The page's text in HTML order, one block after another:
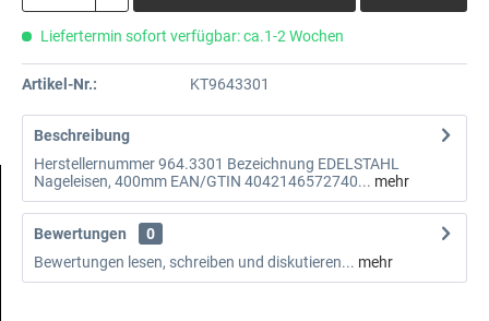
Liefertermin sofort verfügbar: ca.1-2 Wochen
Artikel-Nr.: KT9643301
Beschreibung
Herstellernummer 964.3301 Bezeichnung EDELSTAHL
Nageleisen, 400mm EAN/GTIN 4042146572740... mehr
Bewertungen
0
Bewertungen lesen, schreiben und diskutieren... mehr